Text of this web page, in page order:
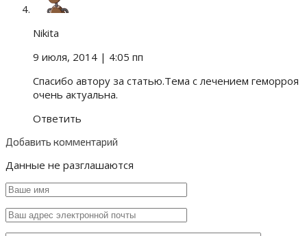
Nikita
9 июля, 2014 | 4:05 пп
Спасибо автору за статью.Тема с лечением геморроя
очень актуальна.
Ответить
Добавить комментарий
Данные не разглашаются